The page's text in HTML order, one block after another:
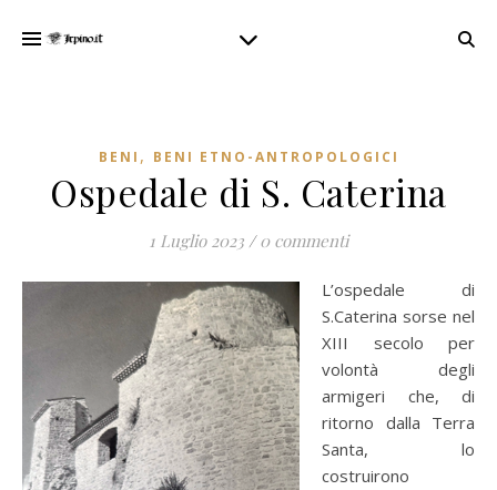
BENI , BENI ETNO-ANTROPOLOGICI
Ospedale di S. Caterina
1 Luglio 2023 / 0 commenti
L’ospedale di
S.Caterina sorse nel
XIII secolo per
volontà degli
armigeri che, di
ritorno dalla Terra
Santa, lo
costruirono